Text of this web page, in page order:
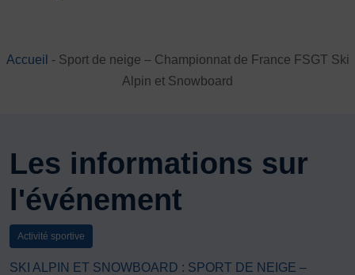
DÉVELOPPEMENT
Championnat de France FSGT
Santé
Seniors
Entreprises
Écologie
Sport avec les exilés
Accueil - Sport de neige – Championnat de France FSGT Ski
Alpin et Snowboard
Les informations sur
l'événement
Activité sportive
SKI ALPIN ET SNOWBOARD : SPORT DE NEIGE –